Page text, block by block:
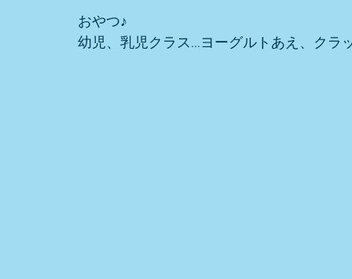
おやつ♪
幼児、乳児クラス…ヨーグルトあえ、クラ